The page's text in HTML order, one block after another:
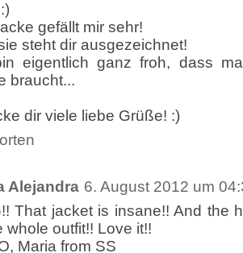
gefällt mir sehr!
steht dir ausgezeichnet!
eigentlich ganz froh, dass
braucht...
dir viele liebe Grüße! :)
Alejandra 6. August 2012 um
That jacket is insane!! And the
whole outfit!! Love it!!
Maria from SS